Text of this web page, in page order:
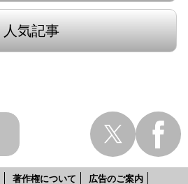
人気記事
著作権について 広告のご案内